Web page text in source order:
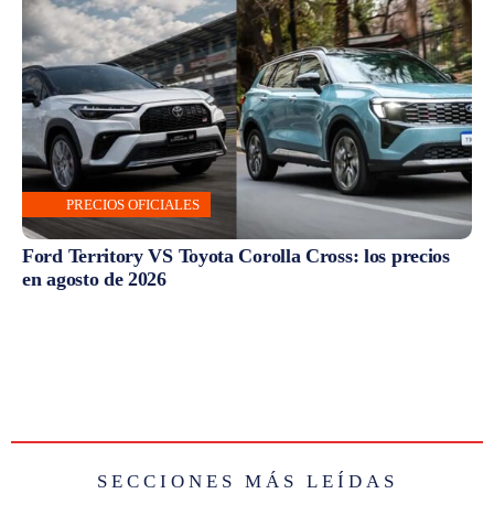
PRECIOS OFICIALES
Ford Territory VS Toyota Corolla Cross: los precios
en agosto de 2026
SECCIONES MÁS LEÍDAS